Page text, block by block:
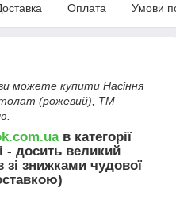
Оплата Умови
можете купити Насіння
(рожевий), ТМ
в категорії
- досить великий
зі знижками чудової